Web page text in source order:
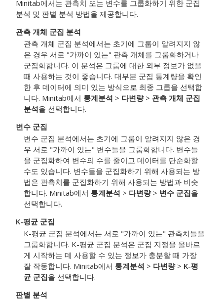
Minitab에서는 관측치 또는 변수를 그룹화하기 위한 군집
분석 및 판별 분석 방법을 제공합니다.
관측 개체 군집 분석
관측 개체 군집 분석에서는 초기에 그룹이 알려지지 않
은 경우 서로 "가까이 있는" 관측 개체를 그룹화하거나
군집화합니다. 이 분석은 그룹에 대한 외부 정보가 없을
때 사용하는 것이 좋습니다. 대부분 군집 통계량을 확인
한 후 데이터에 의미 있는 방식으로 최종 그룹을 선택합
니다. Minitab에서 통계분석 > 다변량> 관측 개체 군집
분석을 선택합니다.
변수 군집
변수 군집 분석에서는 초기에 그룹이 알려지지 않은 경
우 서로 "가까이 있는" 변수들을 그룹화합니다. 변수들
을 군집화하여 변수의 수를 줄이고 데이터를 단순화할
수도 있습니다. 변수들을 군집화하기 위해 사용되는 방
법은 관측치를 군집화하기 위해 사용되는 방법과 비슷
합니다. Minitab에서 통계분석 > 다변량> 변수 군집을
선택합니다.
K-평균 군집
K-평균 군집 분석에서는 서로 "가까이 있는" 관측치들을
그룹화합니다. K-평균 군집 분석은 군집 지정을 올바르
게 시작하는 데 사용할 수 있는 정보가 충분할 때 가장
잘 작동합니다. Minitab에서 통계분석 > 다변량> K-평
균 군집을 선택합니다.
판별 분석